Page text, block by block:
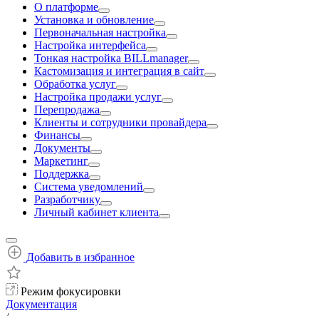
О платформе
Установка и обновление
Первоначальная настройка
Настройка интерфейса
Тонкая настройка BILLmanager
Кастомизация и интеграция в сайт
Обработка услуг
Настройка продажи услуг
Перепродажа
Клиенты и сотрудники провайдера
Финансы
Документы
Маркетинг
Поддержка
Система уведомлений
Разработчику
Личный кабинет клиента
Добавить в избранное
Режим фокусировки
Документация